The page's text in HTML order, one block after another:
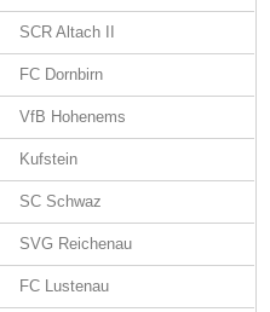
SCR Altach II
FC Dornbirn
VfB Hohenems
Kufstein
SC Schwaz
SVG Reichenau
FC Lustenau